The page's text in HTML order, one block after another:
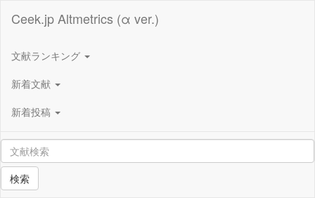
Ceek.jp Altmetrics (α ver.)
文献ランキング
新着文献
新着投稿
検索